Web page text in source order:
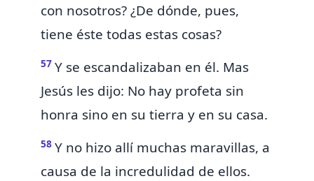
con nosotros? ¿De dónde, pues,
tiene éste todas estas cosas?
57 Y se escandalizaban en él. Mas
Jesús les dijo: No hay profeta sin
honra sino en su tierra y en su casa.
58 Y no hizo allí muchas maravillas, a
causa de la incredulidad de ellos.